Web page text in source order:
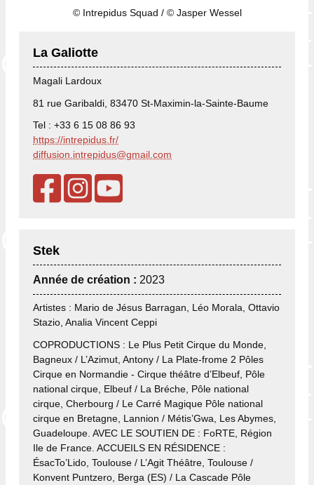
© Intrepidus Squad / © Jasper Wessel
La Galiotte
Magali Lardoux
81 rue Garibaldi, 83470 St-Maximin-la-Sainte-Baume
Tel : +33 6 15 08 86 93
https://intrepidus.fr/
diffusion.intrepidus@gmail.com
Stek
Année de création : 2023
Artistes : Mario de Jésus Barragan, Léo Morala, Ottavio
Stazio, Analia Vincent Ceppi
COPRODUCTIONS : Le Plus Petit Cirque du Monde,
Bagneux / L’Azimut, Antony / La Plate-frome 2 Pôles
Cirque en Normandie - Cirque théâtre d’Elbeuf, Pôle
national cirque, Elbeuf / La Bréche, Pôle national
cirque, Cherbourg / Le Carré Magique Pôle national
cirque en Bretagne, Lannion / Métis’Gwa, Les Abymes,
Guadeloupe. AVEC LE SOUTIEN DE : FoRTE, Région
Ile de France. ACCUEILS EN RÉSIDENCE :
ÉsacTo’Lido, Toulouse / L’Agit Théâtre, Toulouse /
Konvent Puntzero, Berga (ES) / La Cascade Pôle